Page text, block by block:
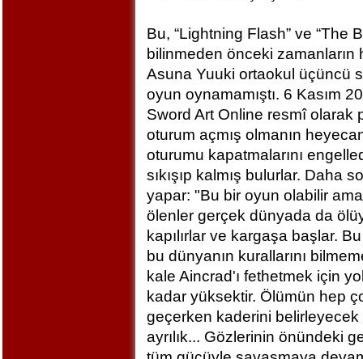
Bu, “Lightning Flash” ve “The
bilinmeden önceki zamanların
Asuna Yuuki ortaokul üçüncü
oyun oynamamıştı. 6 Kasım
Sword Art Online resmî olarak
oturum açmış olmanın
oturumu kapatmalarını
sıkışıp kalmış bulurlar. Daha
yapar: "Bu bir oyun olabilir
ölenler gerçek dünyada da
kapılırlar ve kargaşa başlar.
bu dünyanın kurallarını
kale Aincrad'ı fethetmek için
kadar yüksektir. Ölümün hep
geçerken kaderini belirleyecek
ayrılık... Gözlerinin önündeki